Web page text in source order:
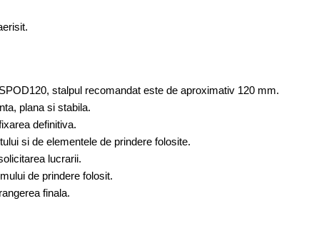
stalpul recomandat este de aproximativ 120 mm.
plana si stabila.
definitiva.
si de elementele de prindere folosite.
lucrarii.
de prindere folosit.
finala.